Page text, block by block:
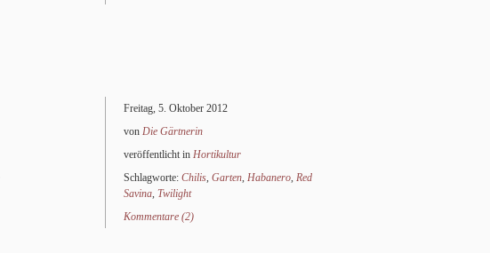
Freitag, 5. Oktober 2012
von Die Gärt­ne­rin
veröffentlicht in Hortikultur
Schlagworte: Chilis, Garten, Habanero, Red
Savina, Twilight
Kommentare (2)